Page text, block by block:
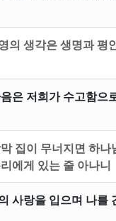
의 생각은 생명과 평
은 저희가 수고함으
집이 무너지면 하
에게 있는 줄 아나니
사랑을 입으며 나를